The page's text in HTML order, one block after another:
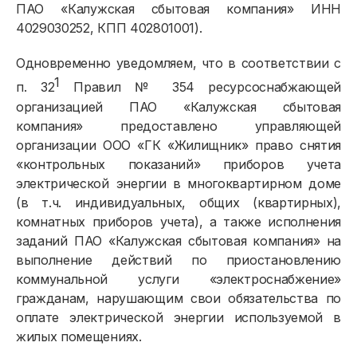
ПАО «Калужская сбытовая компания» ИНН
4029030252, КПП 402801001).
Одновременно уведомляем, что в соответствии с
п. 321 Правил № 354 ресурсоснабжающей
организацией ПАО «Калужская сбытовая
компания» предоставлено управляющей
организации ООО «ГК «Жилищник» право снятия
«контрольных показаний» приборов учета
электрической энергии в многоквартирном доме
(в т.ч. индивидуальных, общих (квартирных),
комнатных приборов учета), а также исполнения
заданий ПАО «Калужская сбытовая компания» на
выполнение действий по приостановлению
коммунальной услуги «электроснабжение»
гражданам, нарушающим свои обязательства по
оплате электрической энергии используемой в
жилых помещениях.